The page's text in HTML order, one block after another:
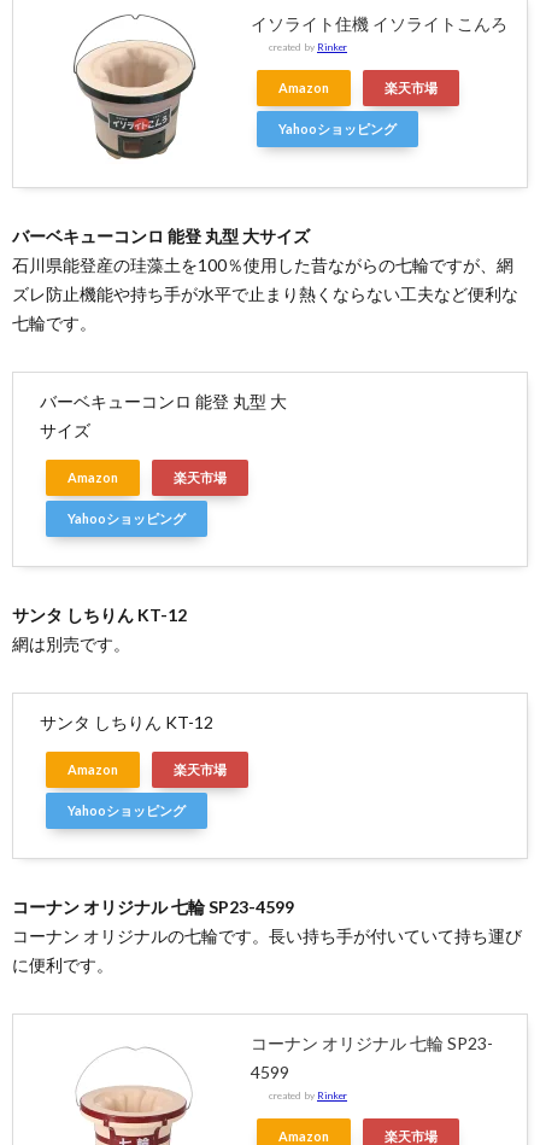
イソライト住機 イソライトこんろ
created by Rinker
Amazon 楽天市場
Yahooショッピング
バーベキューコンロ 能登 丸型 大サイズ
石川県能登産の珪藻土を100％使用した昔ながらの七輪ですが、網
ズレ防止機能や持ち手が水平で止まり熱くならない工夫など便利な
七輪です。
バーベキューコンロ 能登 丸型 大
サイズ
Amazon 楽天市場
Yahooショッピング
サンタ しちりん KT-12
網は別売です。
サンタ しちりん KT-12
Amazon 楽天市場
Yahooショッピング
コーナン オリジナル 七輪 SP23-4599
コーナン オリジナルの七輪です。長い持ち手が付いていて持ち運び
に便利です。
コーナン オリジナル 七輪 SP23-
4599
created by Rinker
Amazon 楽天市場